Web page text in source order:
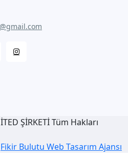
ŞİRKETİ Tüm Hakları
Fikir Bulutu Web Tasarım Ajansı